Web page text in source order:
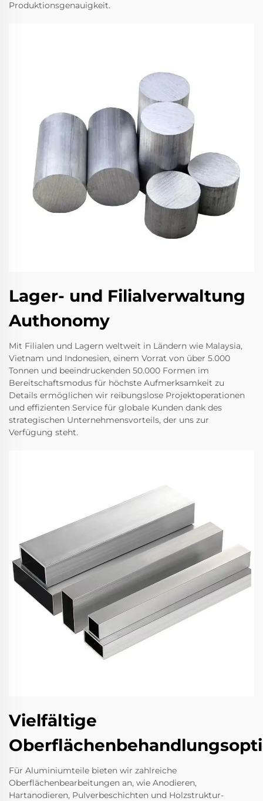
Produktionsgenauigkeit.
Lager- und Filialverwaltung
Authonomy
Mit Filialen und Lagern weltweit in Ländern wie Malaysia,
Vietnam und Indonesien, einem Vorrat von über 5.000
Tonnen und beeindruckenden 50.000 Formen im
Bereitschaftsmodus für höchste Aufmerksamkeit zu
Details ermöglichen wir reibungslose Projektoperationen
und effizienten Service für globale Kunden dank des
strategischen Unternehmensvorteils, der uns zur
Verfügung steht.
Vielfältige
Für Aluminiumteile bieten wir zahlreiche
Oberflächenbearbeitungen an, wie Anodieren,
Hartanodieren, Pulverbeschichten und Holzstruktur-